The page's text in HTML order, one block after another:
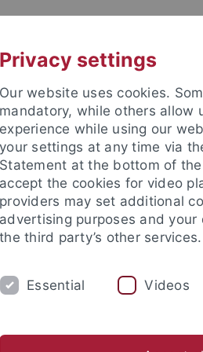
LITERATUR
Privacy settings
Our website uses cookies.
mandatory, while others allow
experience while using our
your settings at any time via
Statement at the bottom of
accept the cookies for video
providers may set additional
advertising purposes and
the third party’s other services.
Essential Videos